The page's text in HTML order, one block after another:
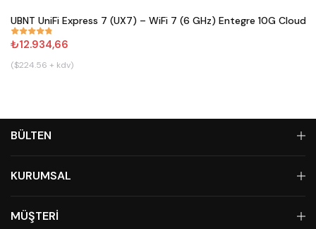
#833
UBNT UniFi Express 7 (UX7) – WiFi 7 (6 GHz) Entegre 10G
₺12.934,66
($224.56 + kdv)
BÜLTEN
KURUMSAL
MÜŞTERİ